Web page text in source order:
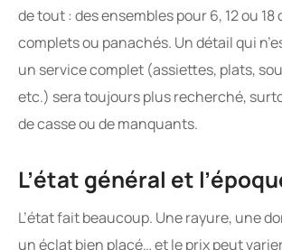
de tout : des ensembles pour 6, 12 ou 18
complets ou panachés. Un détail qui
un service complet (assiettes, plats,
etc.) sera toujours plus recherché,
de casse ou de manquants.
L’état général et
L’état fait beaucoup. Une rayure, une
un éclat bien placé… et le prix peut